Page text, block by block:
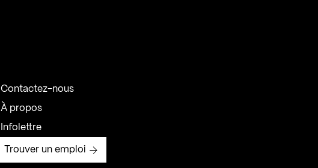
Contactez-nous
À propos
Infolettre
Trouver un emploi